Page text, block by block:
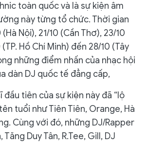
toàn quốc và là sự kiện âm
này từng tổ chức. Thời gian
Nội), 21/10 (Cần Thơ), 23/10
Hồ Chí Minh) đến 28/10 (Tây
những điểm nhấn của nhạc hội
dàn DJ quốc tế đẳng cấp,
đầu tiên của sự kiện này đã “lộ
tuổi như Tiên Tiên, Orange, Hà
Cùng với đó, những DJ/Rapper
Tăng Duy Tân, R.Tee, Gill, DJ